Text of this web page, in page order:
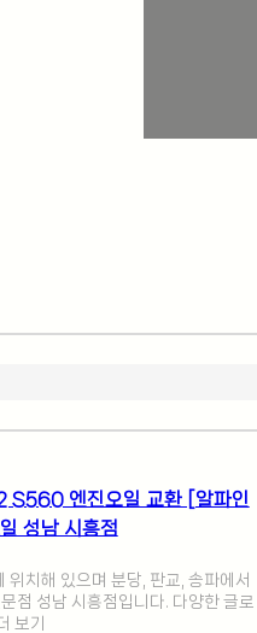
S560 엔진오일 교환 [알파인
성남 시흥점
위치해 있으며 분당, 판교, 송파에서
점 성남 시흥점입니다. 다양한 글로
보기